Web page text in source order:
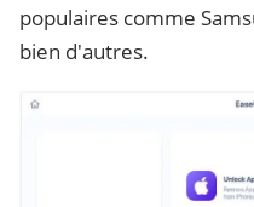
populaires comme
bien d'autres.